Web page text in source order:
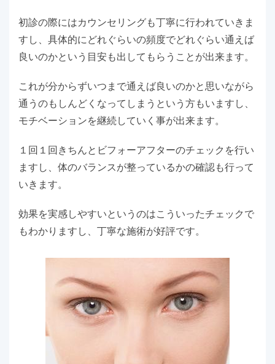
初診の際にはカウンセリングも丁寧に行われていきま
すし、具体的にどれぐらいの頻度でどれぐらい通えば
良いのかという目安も出してもらうことが出来ます。
これが分からずいつまで通えば良いのかと思いながら
通うのもしんどくなってしまうという方もいますし、
モチベーションを継続していく事が出来ます。
１回１回きちんとビフォーアフターのチェックを行い
ますし、体のバランスが整っているかの確認も行って
いきます。
効果を実感しやすいというのはこういったチェックで
もわかりますし、丁寧な施術が好評です。